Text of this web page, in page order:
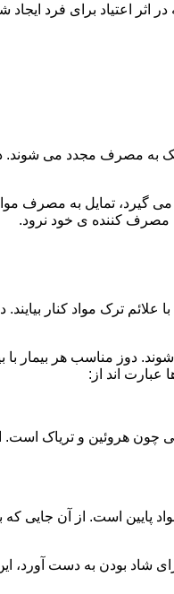
اثر اعتیاد برای فرد
به مصرف مجدد می شوند.
تمایل به مصرف مواد
مصرف کننده ی خود نرود.
ترک مواد کنار
دوز مناسب هر بیمار با
عبارت اند از:
هروئین و تریاک است.
است. از آن جایی که
شاد بودن به دست آورد،